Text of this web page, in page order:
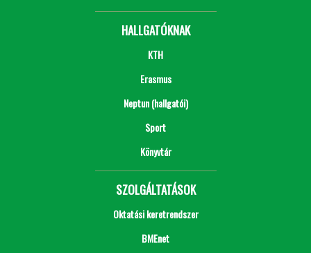
HALLGATÓKNAK
KTH
Erasmus
Neptun (hallgatói)
Sport
Könyvtár
SZOLGÁLTATÁSOK
Oktatási keretrendszer
BMEnet